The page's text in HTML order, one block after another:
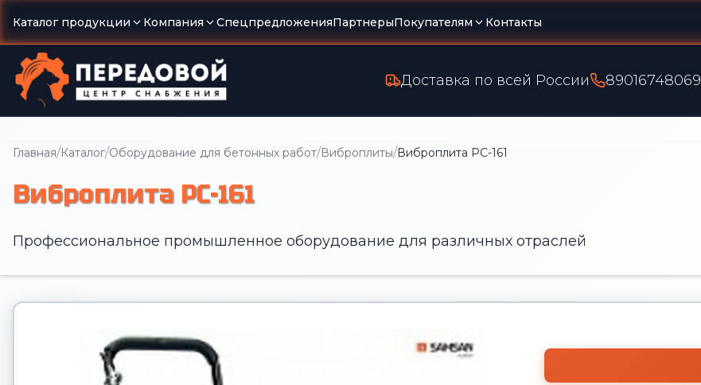
Каталог продукции Компания СпецпредложенияПартнерыПокупателям Контакты
Доставка по всей России 89016748069
Главная/Каталог/Оборудование для бетонных работ/Виброплиты/Виброплита PC-161
Виброплита PC-161
Профессиональное промышленное оборудование для различных отраслей